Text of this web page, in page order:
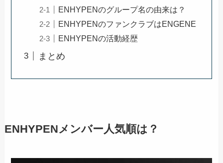
ENHYPENのグループ名の由来は？
ENHYPENのファンクラブはENGENE
ENHYPENの活動経歴
まとめ
ENHYPENメンバー人気順は？